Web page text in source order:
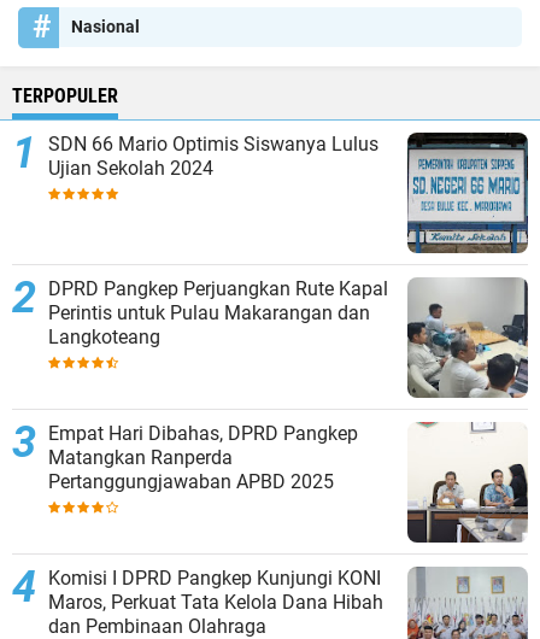
Nasional
TERPOPULER
SDN 66 Mario Optimis Siswanya Lulus
Ujian Sekolah 2024
DPRD Pangkep Perjuangkan Rute Kapal
Perintis untuk Pulau Makarangan dan
Langkoteang
Empat Hari Dibahas, DPRD Pangkep
Matangkan Ranperda
Pertanggungjawaban APBD 2025
Komisi I DPRD Pangkep Kunjungi KONI
Maros, Perkuat Tata Kelola Dana Hibah
dan Pembinaan Olahraga